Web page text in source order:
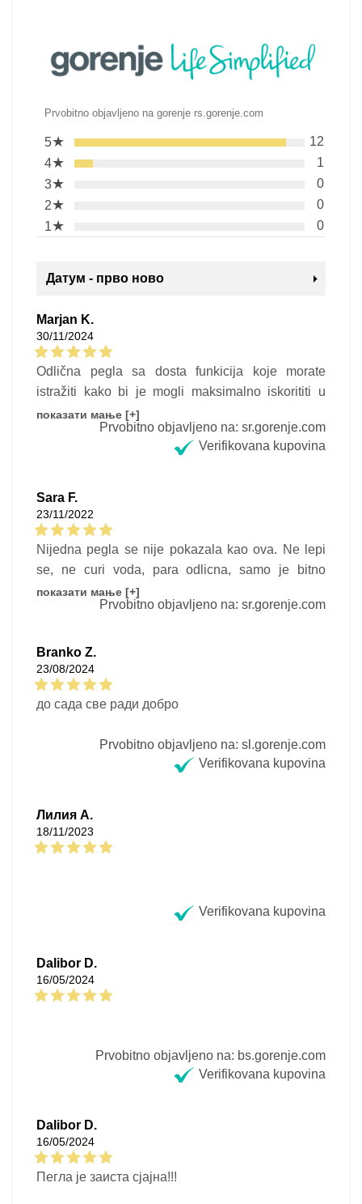
Prvobitno objavljeno na gorenje rs.gorenje.com
5★
12
4★
1
3★
0
2★
0
1★ 0
Датум - прво ново
Marjan K.
30/11/2024
Odlična pegla sa dosta funkicija koje morate
istražiti kako bi je mogli maksimalno iskorititi u
upotrebi.
показати мање [+]
Prvobitno objavljeno na: sr.gorenje.com
Verifikovana kupovina
Sara F.
23/11/2022
Nijedna pegla se nije pokazala kao ova. Ne lepi
se, ne curi voda, para odlicna, samo je bitno
koristiti destilovanu vodu! Sve preporuke!
показати мање [+]
Prvobitno objavljeno na: sr.gorenje.com
Branko Z.
23/08/2024
до сада све ради добро
Prvobitno objavljeno na: sl.gorenje.com
Verifikovana kupovina
Лилия А.
18/11/2023
Verifikovana kupovina
Dalibor D.
16/05/2024
Prvobitno objavljeno na: bs.gorenje.com
Verifikovana kupovina
Dalibor D.
16/05/2024
Пегла је заиста сјајна!!!